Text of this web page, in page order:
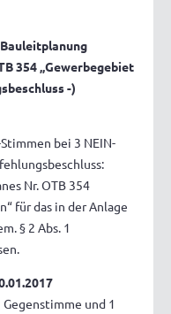
354 „Gewerbegebiet
-)
bei 3 NEIN-
Nr. OTB 354
für das in der Anlage
§ 2 Abs. 1
und 1